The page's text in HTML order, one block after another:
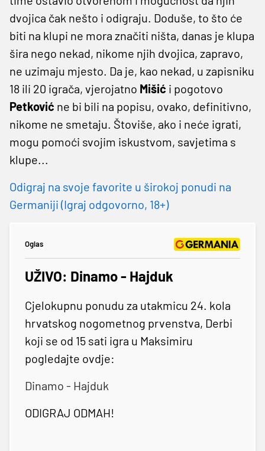
dvojica čak nešto i odigraju. Doduše, to što će
biti na klupi ne mora značiti ništa, danas je klupa
šira nego nekad, nikome njih dvojica, zapravo,
ne uzimaju mjesto. Da je, kao nekad, u zapisniku
18 ili 20 igrača, vjerojatno Mišić i pogotovo
Petković ne bi bili na popisu, ovako, definitivno,
nikome ne smetaju. Štoviše, ako i neće igrati,
mogu pomoći svojim iskustvom, savjetima s
klupe...
Odigraj na svoje favorite u širokoj ponudi na
Germaniji (Igraj odgovorno, 18+)
Oglas
UŽIVO: Dinamo - Hajduk
Cjelokupnu ponudu za utakmicu 24. kola
hrvatskog nogometnog prvenstva, Derbi
koji se od 15 sati igra u Maksimiru
pogledajte ovdje:
Dinamo - Hajduk
ODIGRAJ ODMAH!